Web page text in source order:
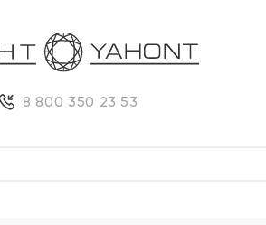
8 800 350 23 53